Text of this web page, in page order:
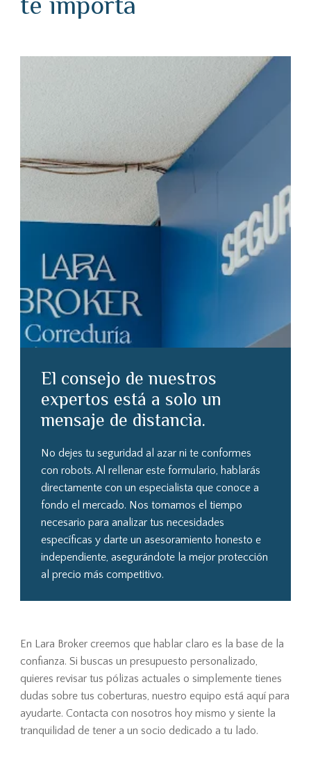
El consejo de nuestros
expertos está a solo un
mensaje de distancia.
No dejes tu seguridad al azar ni te conformes
con robots. Al rellenar este formulario, hablarás
directamente con un especialista que conoce a
fondo el mercado. Nos tomamos el tiempo
necesario para analizar tus necesidades
específicas y darte un asesoramiento honesto e
independiente, asegurándote la mejor protección
al precio más competitivo.
En Lara Broker creemos que hablar claro es la base de la
confianza. Si buscas un presupuesto personalizado,
quieres revisar tus pólizas actuales o simplemente tienes
dudas sobre tus coberturas, nuestro equipo está aquí para
ayudarte. Contacta con nosotros hoy mismo y siente la
tranquilidad de tener a un socio dedicado a tu lado.